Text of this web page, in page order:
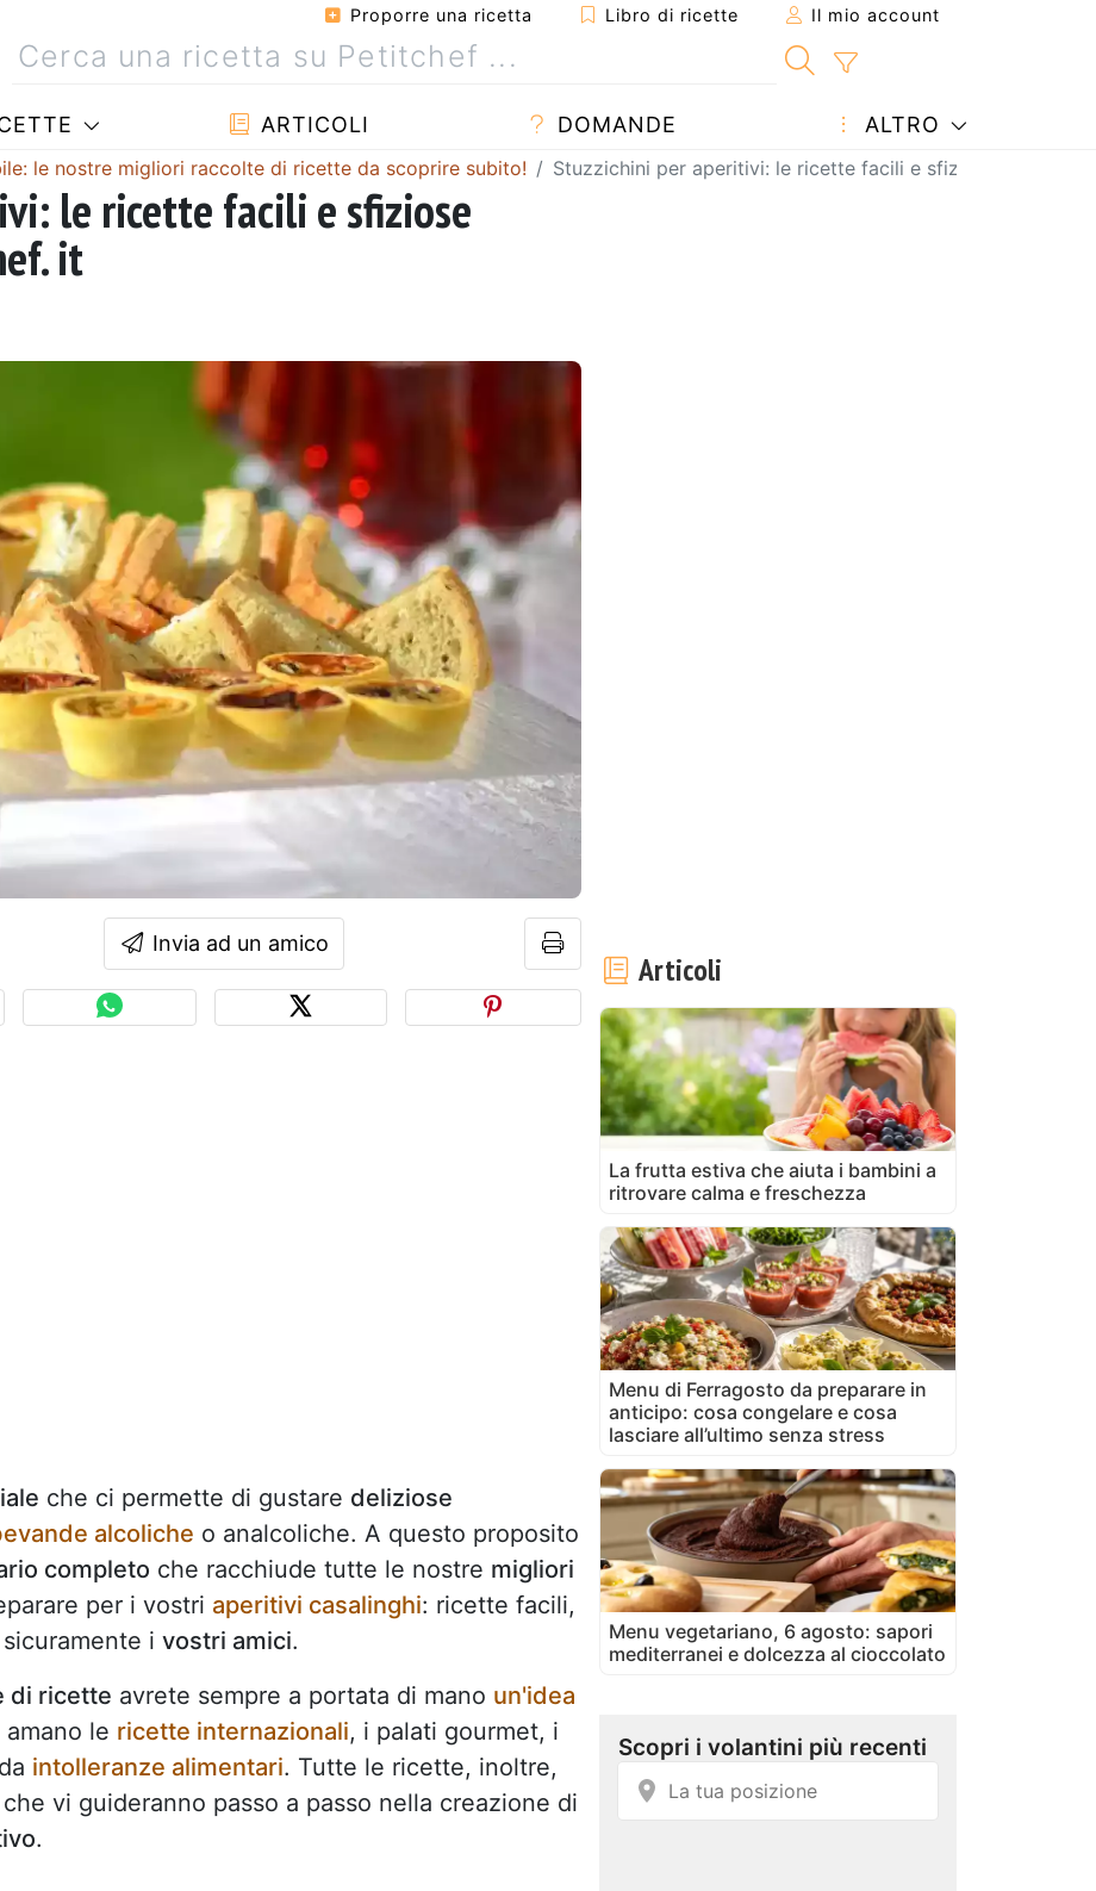
Proporre una ricetta Libro di ricette Il mio account
ARTICOLI DOMANDE ALTRO
le nostre migliori raccolte di ricette da scoprire subito! Stuzzichini per aperitivi: le ricette facili e sfiziose
le ricette facili e sfiziose
it
Invia ad un amico
che ci permette di gustare deliziose
alcoliche o analcoliche. A questo proposito
completo che racchiude tutte le nostre migliori
per i vostri aperitivi casalinghi: ricette facili,
i vostri amici.
di ricette avrete sempre a portata di mano un'idea
le ricette internazionali, i palati gourmet, i
intolleranze alimentari. Tutte le ricette, inoltre,
che vi guideranno passo a passo nella creazione di
.
Articoli
La frutta estiva che aiuta i bambini a
ritrovare calma e freschezza
Menu di Ferragosto da preparare in
anticipo: cosa congelare e cosa
lasciare all’ultimo senza stress
Menu vegetariano, 6 agosto: sapori
mediterranei e dolcezza al cioccolato